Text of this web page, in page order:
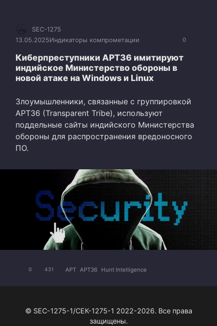
0
SEC-1275
13.05.2025Индикаторы компрометации
Киберпреступники APT36 имитируют
индийское Министерство обороны в
новой атаке на Windows и Linux
Злоумышленники, связанные с группировкой
APT36 (Transparent Tribe), используют
поддельные сайты индийского Министерства
обороны для распространения вредоносного
ПО.
0 431 APT APT36 Hunt Intelligence
© SEC-1275-1/СЕК-1275-1 2022-2026. Все права
защищены.